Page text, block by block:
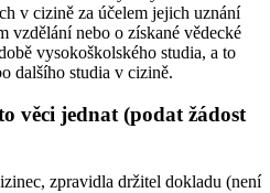
v cizině za účelem jejich uznání
vzdělání nebo o získané vědecké
vysokoškolského studia, a to
dalšího studia v cizině.
věci jednat (podat žádost
zpravidla držitel dokladu (není